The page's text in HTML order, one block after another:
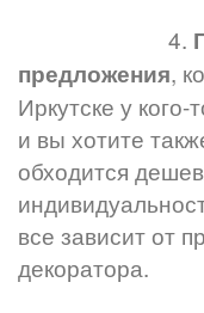
⠀⠀⠀⠀⠀⠀⠀⠀⠀4.
предложения,
Иркутске у
и вы хотите
обходится
все зависит от
декоратора.